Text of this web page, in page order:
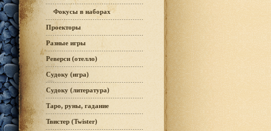
Фокусы в наборах
Проекторы
Разные игры
Реверси (отелло)
Судоку (игра)
Судоку (литература)
Таро, руны, гадание
Твистер (Twister)